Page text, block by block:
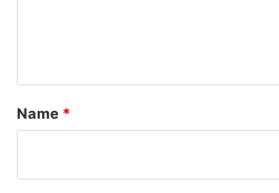
*
Name *